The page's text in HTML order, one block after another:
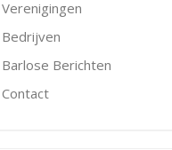
Verenigingen
Bedrijven
Barlose Berichten
Contact